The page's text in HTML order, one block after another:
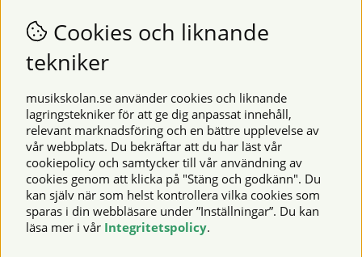
Vill du få nyheter och erbjudanden från oss? Fyll då i din e-
postadress i fältet nedan.
Säkra betalningar
© 2026 Musikskolan. Vi använder cookies -läs mer här
Cookies och liknande
tekniker
musikskolan.se använder cookies och liknande
lagringstekniker för att ge dig anpassat innehåll,
relevant marknadsföring och en bättre upplevelse av
vår webbplats. Du bekräftar att du har läst vår
cookiepolicy och samtycker till vår användning av
cookies genom att klicka på "Stäng och godkänn". Du
kan själv när som helst kontrollera vilka cookies som
sparas i din webbläsare under ”Inställningar”. Du kan
läsa mer i vår Integritetspolicy.